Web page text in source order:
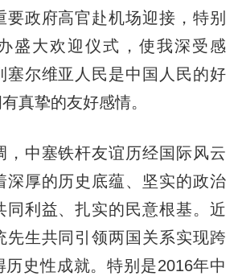
要政府高官赴机场迎接，特别
盛大欢迎仪式，使我深受感
塞尔维亚人民是中国人民的好
真挚的友好感情。
中塞铁杆友谊历经国际风云
深厚的历史底蕴、坚实的政治
同利益、扎实的民意根基。近
先生共同引领两国关系实现跨
历史性成就。特别是2016年中